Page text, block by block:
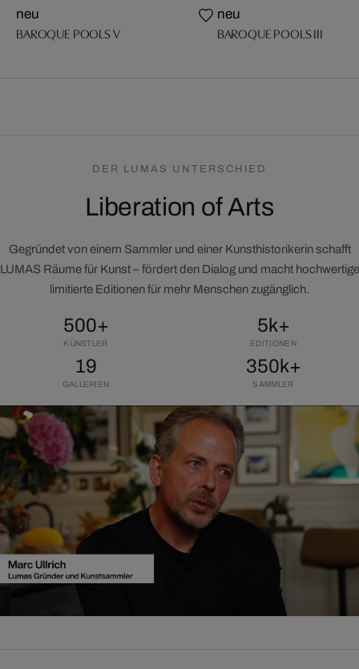
neu
BAROQUE POOLS V
neu
BAROQUE POOLS III
DER LUMAS UNTERSCHIED
Liberation of Arts
Gegründet von einem Sammler und einer Kunsthistorikerin schafft
LUMAS Räume für Kunst – fördert den Dialog und macht hochwertige
limitierte Editionen für mehr Menschen zugänglich.
500+
KÜNSTLER
5k+
EDITIONEN
19
GALLERIEN
350k+
SAMMLER